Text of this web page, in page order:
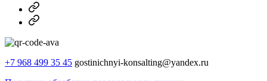
Telegram
Dzen
+7 968 499 35 45 gostinichnyi-konsalting@yandex.ru